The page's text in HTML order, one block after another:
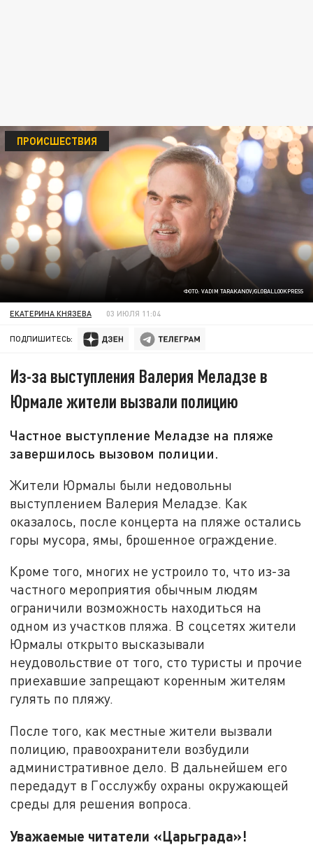
ФОТО: VADIM TARAKANOV/GLOBALLOOKPRESS
ПРОИСШЕСТВИЯ
ЕКАТЕРИНА КНЯЗЕВА 03 ИЮЛЯ 11:04
ПОДПИШИТЕСЬ:
Из-за выступления Валерия Меладзе в
Юрмале жители вызвали полицию
Частное выступление Меладзе на пляже
завершилось вызовом полиции.
Жители Юрмалы были недовольны
выступлением Валерия Меладзе. Как
оказалось, после концерта на пляже остались
горы мусора, ямы, брошенное ограждение.
Кроме того, многих не устроило то, что из-за
частного мероприятия обычным людям
ограничили возможность находиться на
одном из участков пляжа. В соцсетях жители
Юрмалы открыто высказывали
неудовольствие от того, сто туристы и прочие
приехавшие запрещают коренным жителям
гулять по пляжу.
После того, как местные жители вызвали
полицию, правоохранители возбудили
административное дело. В дальнейшем его
передадут в Госслужбу охраны окружающей
среды для решения вопроса.
Уважаемые читатели «Царьграда»!